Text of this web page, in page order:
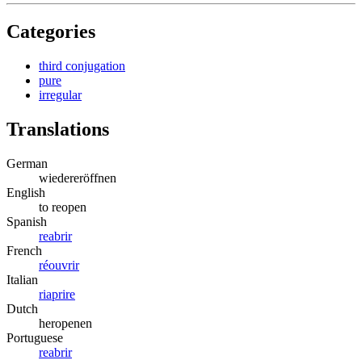
Categories
third conjugation
pure
irregular
Translations
German
wiedereröffnen
English
to reopen
Spanish
reabrir
French
réouvrir
Italian
riaprire
Dutch
heropenen
Portuguese
reabrir